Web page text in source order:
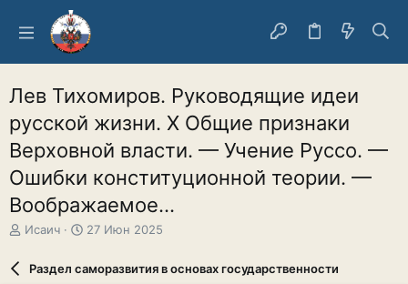
Лев Тихомиров. Руководящие идеи
русской жизни. X Общие признаки
Верховной власти. — Учение Руссо. —
Ошибки конституционной теории. —
Воображаемое...
А
о
Исаич
Д
а
27 Июн 2025
Раздел саморазвития в основах государственности